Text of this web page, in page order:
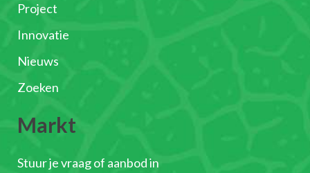
Project
Innovatie
Nieuws
Zoeken
Markt
Stuur je vraag of aanbod in